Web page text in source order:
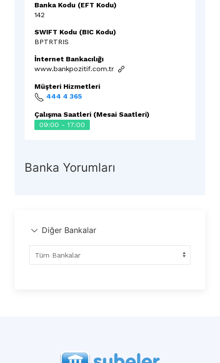
Banka Kodu (EFT Kodu)
142
SWIFT Kodu (BIC Kodu)
BPTRTRIS
İnternet Bankacılığı
www.bankpozitif.com.tr
Müşteri Hizmetleri
444 4 365
Çalışma Saatleri (Mesai Saatleri)
09:00 - 17:00
Banka Yorumları
Diğer Bankalar